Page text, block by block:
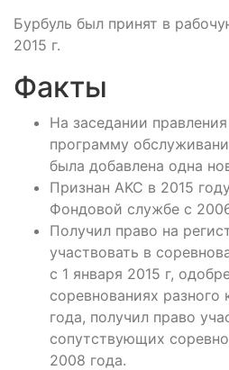
Бурбуль был принят в
2015 г.
Факты
На заседании
программу
была добавлена одна
Признан AKC в 2015
Фондовой службе с
Получил право на
участвовать в
с 1 января 2015 г,
соревнованиях разного
года, получил право
сопутствующих
2008 года.